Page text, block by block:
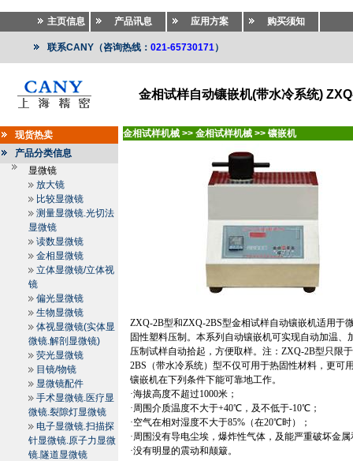
主页信息 产品讯息 应用方案 购买须知
联系CANY（咨询热线： 021-65730171）
金相试样自动镶嵌机(带水冷系统)
现货热卖
产品分类信息
显微镜
放大镜
比较显微镜
测量显微镜.光切法
显微镜
读数显微镜
金相显微镜
立体显微镜/立体视
镜
偏光显微镜
生物显微镜
体视显微镜(实体显
微镜.解剖显微镜)
荧光显微镜
目镜/物镜
显微镜配件
手术显微镜.医疗显
微镜.裂隙灯显微镜
电子显微镜.扫描探
针显微镜.原子力显微
镜.隧道显微镜
金相试样机械 >> 金相试样机械 >> 镶嵌机
ZXQ-2B型和ZXQ-2BS型金相试样自动镶嵌机适用于
固性塑料压制。本系列自动镶嵌机可实现自动加温
压制试样自动拾起，方便取样。注：ZXQ-2B型只限
2BS （带水冷系统）型不仅可用于热固性材料，更可
镶嵌机在下列条件下能可靠地工作。
·海拔高度不超过1000米 ；
·周围介质温度不大于+40℃ ，及不低于-10℃ ；
·空气在相对湿度不大于85% （在20℃时）；
·周围没有导电尘埃，爆炸性气体，及能严重破坏金
·没有明显的震动和颠簸。